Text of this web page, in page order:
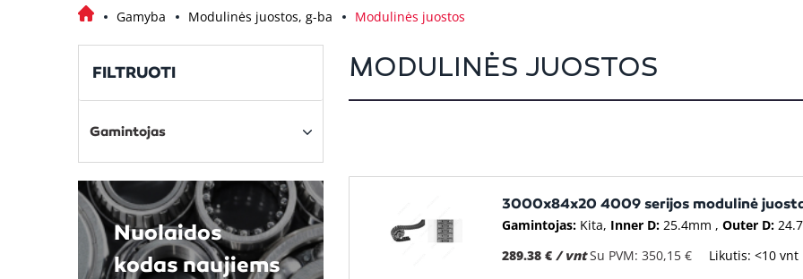
Gamyba Modulinės juostos, g-ba Modulinės juostos
FILTRUOTI
Gamintojas
Nuolaidos
kodas naujiems
MODULINĖS JUOSTOS
3000x84x20 4009 serijos modulinė
Gamintojas: Kita Inner D: 25.4mm Outer D:
289.38 € / vnt Su PVM: 350,15 € Likutis: <10 vnt